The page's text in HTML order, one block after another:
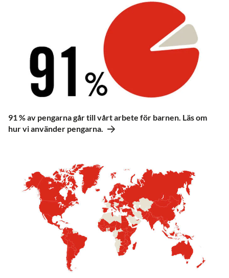
inte bara en trygg plats att lära och
leka på, här kan barn få livsviktigt
psykosocialt stöd för att klara av
traumat det innebär att växa upp i
krig. Vi ger särskilt stöd till
ensamma barn, återförenar
splittrade familjer och hittar
Fortsatt utbildning:Vi utbildar
lärare och driver
91 % av pengarna går till vårt arbete för barnen. Läs om
hur vi använder pengarna.